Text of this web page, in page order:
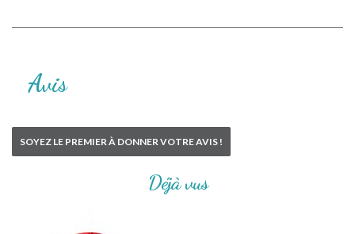
Avis
SOYEZ LE PREMIER À DONNER VOTRE AVIS !
Déjà vus